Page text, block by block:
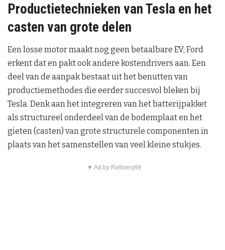
Productietechnieken van Tesla en het
casten van grote delen
Een losse motor maakt nog geen betaalbare EV; Ford
erkent dat en pakt ook andere kostendrivers aan. Een
deel van de aanpak bestaat uit het benutten van
productiemethodes die eerder succesvol bleken bij
Tesla. Denk aan het integreren van het batterijpakket
als structureel onderdeel van de bodemplaat en het
gieten (casten) van grote structurele componenten in
plaats van het samenstellen van veel kleine stukjes.
▼ Ad by Refinery89